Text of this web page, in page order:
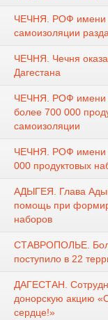
ЧЕЧНЯ. РОФ имени
самоизоляции
ЧЕЧНЯ. Чечня
Дагестана
ЧЕЧНЯ. РОФ имени
более 700 000
самоизоляции
ЧЕЧНЯ. РОФ имени
000 продуктовых
АДЫГЕЯ. Глава
помощь при
наборов
СТАВРОПОЛЬЕ.
поступило в 22
ДАГЕСТАН.
донорскую акцию
сердце!»